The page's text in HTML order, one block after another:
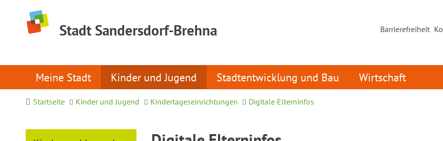
Stadt Sandersdorf-Brehna Barrierefreiheit
Meine Stadt Kinder und Jugend Stadtentwicklung und Bau Wirtschaft
Startseite Kinder und Jugend Kindertageseinrichtungen Digitale Elterninfos